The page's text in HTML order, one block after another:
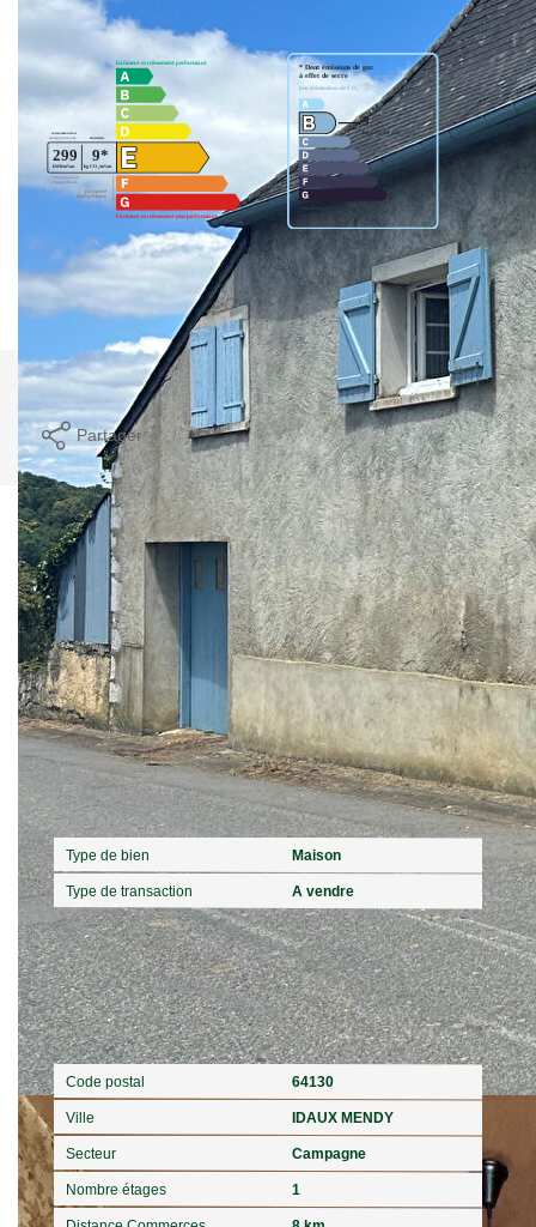
Montant estimé des dépenses annuelles d'énergie pour un
usage standard entre 2253€ et 3049€. indexées aux années
2021,2022 et 2023 (abonnement compris).
Imprimer
Partager Calculer mon budget
Ce bien est soumis à un diagnostic ERP (État
des Risques et Pollutions). Pour en savoir plus,
rendez-vous surhttps://www.georisques.gouv.fr/
Caractéristiques détaillées
Général
Type de bien Maison
Type de transaction A vendre
Localisation
Code postal 64130
Ville IDAUX MENDY
Secteur Campagne
Nombre étages 1